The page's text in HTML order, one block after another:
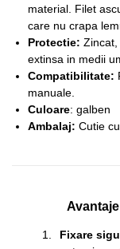
material. Filet
care nu crapa
Protectie:
extinsa in medii
Compatibilitate:
manuale.
Culoare: galben
Ambalaj: Cutie
Fixare